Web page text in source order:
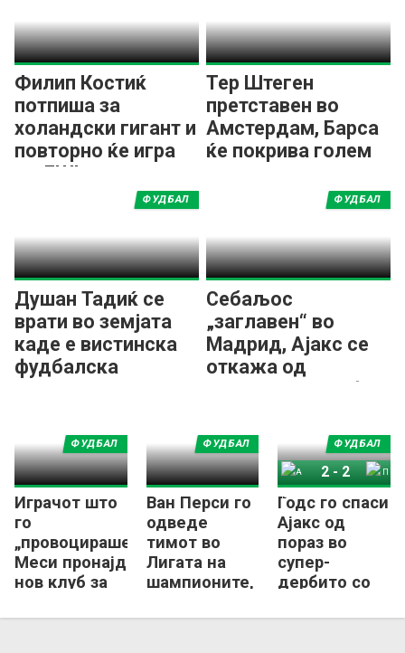
Филип Костиќ
потпиша за
холандски гигант и
повторно ќе игра
во ЛШ!
Тер Штеген
претставен во
Амстердам, Барса
ќе покрива голем
Душан Тадиќ се
врати во земјата
каде е вистинска
фудбалска
ФУДБАЛ
Себаљос
„заглавен“ во
Мадрид, Ајакс се
откажа од
неговиот трансфер
ФУДБАЛ
Играчот што
го
„провоцираше“
Меси пронајде
нов клуб за
ФУДБАЛ
Ван Перси го
одведе
тимот во
Лигата на
шампионите,
отказ
ФУДБАЛ
Годс го спаси
Ајакс од
пораз во
супер-
дербито со
Ајндховен
ФУДБАЛ
Ајакс
2- 2
ПСВ Ајндховен